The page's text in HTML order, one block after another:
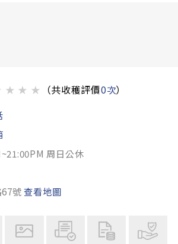
★ ★ ★ （共收穫評價0次）
周日公休
67號查看地圖